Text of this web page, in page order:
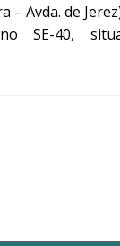
– Avda. de
SE-40,